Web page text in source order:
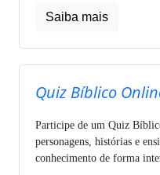
Saiba mais
Quiz Bíblico
Participe de um Quiz
personagens, histórias e
conhecimento de forma